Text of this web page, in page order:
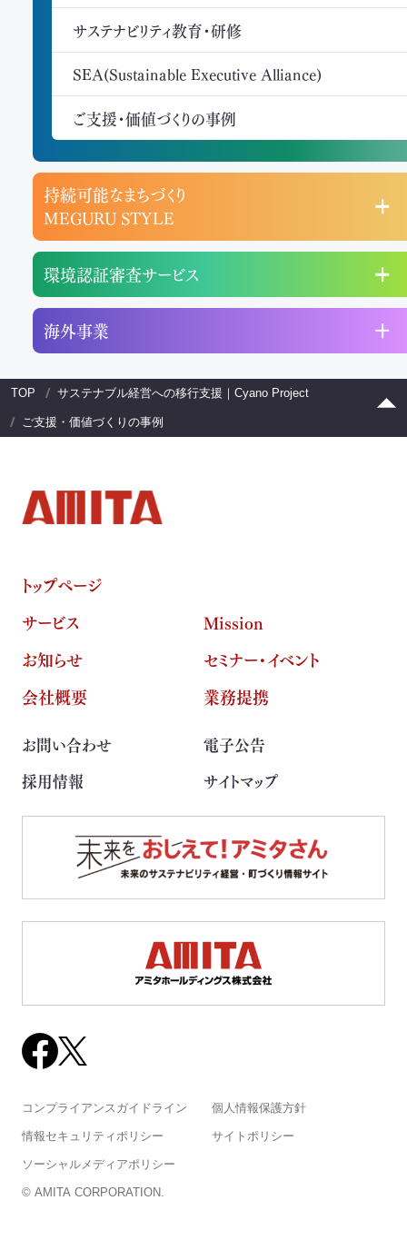
サステナビリティ教育・研修
SEA(Sustainable Executive Alliance)
ご支援・価値づくりの事例
持続可能なまちづくり
MEGURU STYLE
環境認証審査サービス
海外事業
TOP サステナブル経営への移行支援｜Cyano Project
ご支援・価値づくりの事例
トップページ
サービス
Mission
お知らせ
セミナー・イベント
会社概要
業務提携
お問い合わせ
電子公告
採用情報
サイトマップ
コンプライアンスガイドライン 個人情報保護方針
情報セキュリティポリシー サイトポリシー
ソーシャルメディアポリシー
© AMITA CORPORATION.